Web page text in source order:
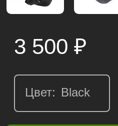
3 500 ₽
Цвет: